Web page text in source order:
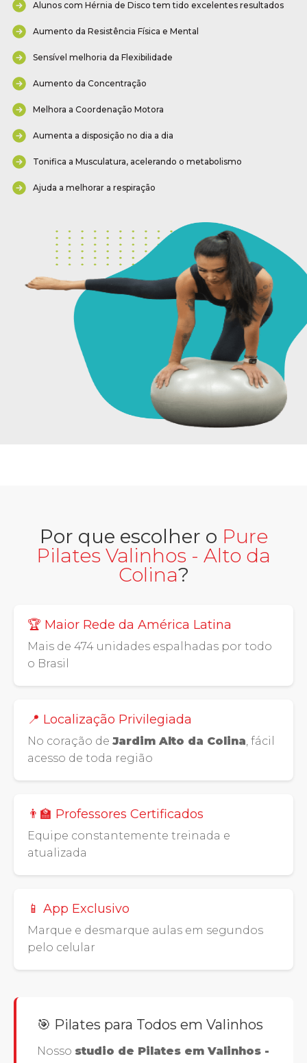
Alunos com Hérnia de Disco tem tido excelentes resultados
Aumento da Resistência Física e Mental
Sensível melhoria da Flexibilidade
Aumento da Concentração
Melhora a Coordenação Motora
Aumenta a disposição no dia a dia
Tonifica a Musculatura, acelerando o metabolismo
Ajuda a melhorar a respiração
Por que escolher o Pure
Pilates Valinhos - Alto da
Colina?
🏆 Maior Rede da América Latina
Mais de 474 unidades espalhadas por todo
o Brasil
📍 Localização Privilegiada
No coração de Jardim Alto da Colina, fácil
acesso de toda região
👨‍🏫 Professores Certificados
Equipe constantemente treinada e
atualizada
📱 App Exclusivo
Marque e desmarque aulas em segundos
pelo celular
🎯 Pilates para Todos em Valinhos
Nosso studio de Pilates em Valinhos -